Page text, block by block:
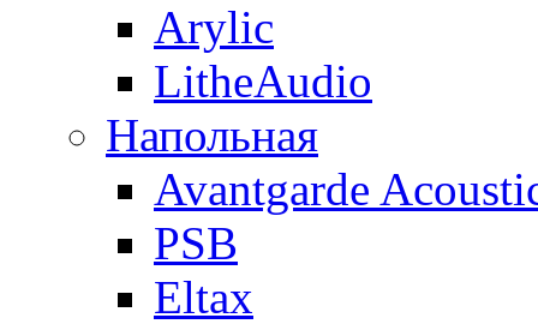
Arylic
LitheAudio
Напольная
Avantgarde
PSB
Eltax